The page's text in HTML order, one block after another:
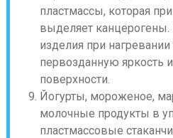
пластмассы, которая
выделяет
изделия при
первозданную яркость
поверхности.
Йогурты, мороженое,
молочные продукты в
пластмассовые